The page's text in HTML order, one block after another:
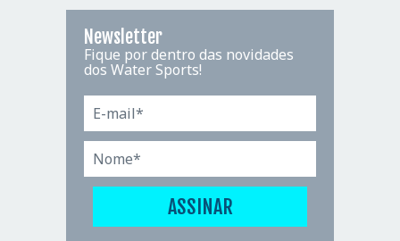
Newsletter
Fique por dentro das novidades
dos Water Sports!